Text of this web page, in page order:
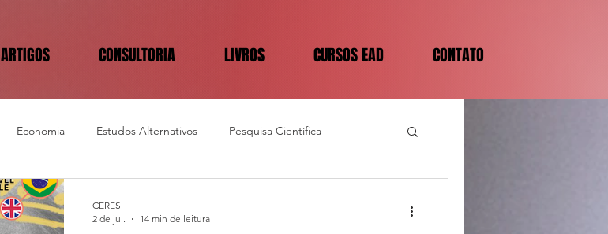
ARTIGOS CONSULTORIA LIVROS CURSOS EAD CONTATO
Economia Estudos Alternativos Pesquisa Científica
CERES
2 de jul.
14 min de leitura